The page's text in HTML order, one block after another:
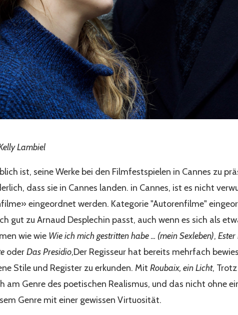
Lambiel
ist, seine Werke bei den Filmfestspielen in Cannes zu
dass sie in Cannes landen. in Cannes, ist es nicht
eingeordnet werden. Kategorie "Autorenfilme"
gut zu Arnaud Desplechin passt, auch wenn es sich als
wie wie Wie ich mich gestritten habe ... (mein Sexleben),
oderDas Presidio,Der Regisseur hat bereits mehrfach
Stile und Register zu erkunden. Mit Roubaix, ein Licht,
am Genre des poetischen Realismus, und das nicht ohne
Genre mit einer gewissen Virtuosität.